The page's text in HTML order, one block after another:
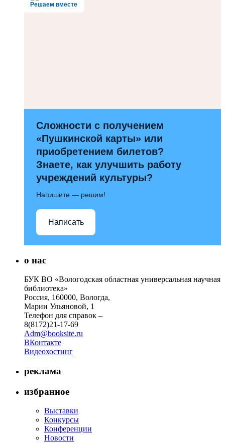
Решаем вместе
Сложности с получением
«Пушкинской карты» или
приобретением билетов?
Знаете, как улучшить работу
учреждений культуры?
Напишите — решим!
Написать
о нас
БУК ВО «Вологодская областная универсальная научная
библиотека»
Россия, 160000, Вологда,
Марии Ульяновой, 1
Телефон для справок –
8(8172)21-17-69
Adm@booksite.ru
ВКонтакте
Видеохостинг
реклама
избранное
Выставки
Конкурсы
Конференции
Новости